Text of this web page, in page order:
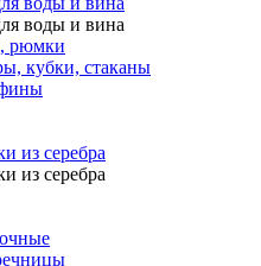
воды и вина
рюмки
кубки, стаканы
из серебра
из серебра